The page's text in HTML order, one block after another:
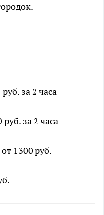
за 2 часа
за 2 часа
1300 руб.